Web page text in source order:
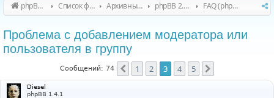
phpBB Guru Список форумов Архивные форумы phpBB 2.0.x (архив) FAQ (phpBB 2.0.x)
Проблема с добавлением модератора или
пользователя в группу
Сообщений: 74 Пред.
1 2 3 4 5
Diesel
phpBB 1.4.1